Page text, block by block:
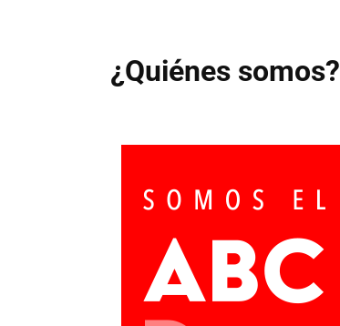
¿Quiénes somos?